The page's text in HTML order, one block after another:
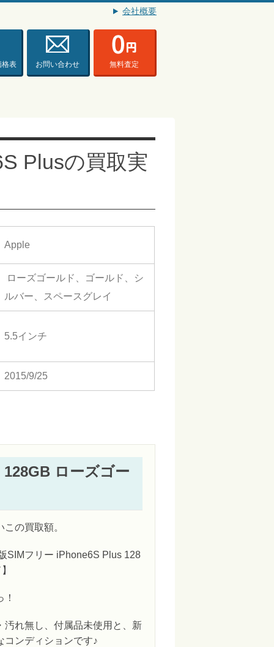
会社概要
格表 お問い合わせ 無料査定
Plusの買取実
Apple
ローズゴールド、ゴールド、シ
ルバー、スペースグレイ
5.5インチ
2015/9/25
ローズゴー
の買取額。
SIMフリー iPhone6S Plus 128
汚れ無し、付属品未使用と、新
コンディションです♪